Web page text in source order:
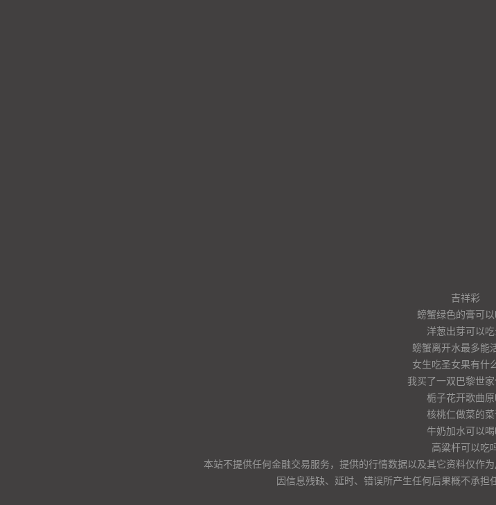
吉祥彩
螃蟹绿色的膏可
洋葱出芽可以
螃蟹离开水最多能
女生吃圣女果有什
我买了一双巴黎世
栀子花开歌曲
核桃仁做菜的
牛奶加水可以
高粱杆可以吃
本站不提供任何金融交易服务，提供的行情数据以及其它资料仅作
因信息残缺、延时、错误所产生任何后果概不承担